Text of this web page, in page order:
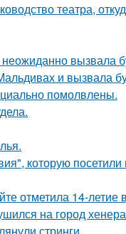
театра,
вызвала
и вызвала
помолвлены.
которую посетили
отметила 14-
на город